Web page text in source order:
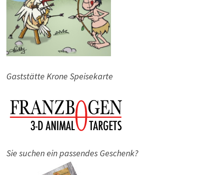
Gaststätte Krone Speisekarte
Sie suchen ein passendes Geschenk?